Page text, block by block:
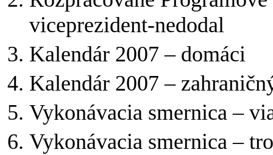
viceprezident-nedodal
Kalendár 2007 – domáci
Kalendár 2007 –
Vykonávacia smernica –
Vykonávacia smernica –